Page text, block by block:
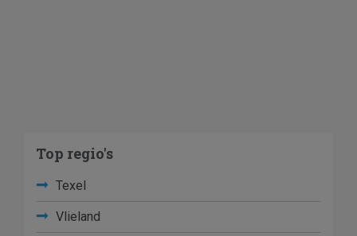
Top regio's
Texel
Vlieland